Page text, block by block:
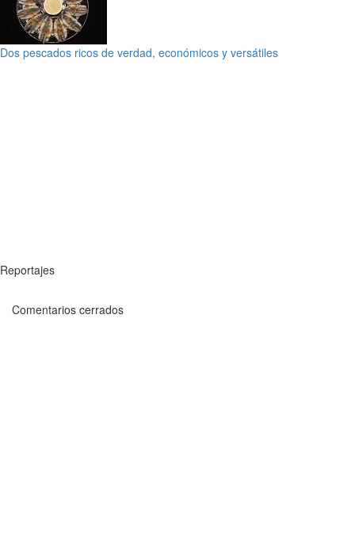
Dos pescados ricos de verdad, económicos y versátiles
Reportajes
Comentarios cerrados